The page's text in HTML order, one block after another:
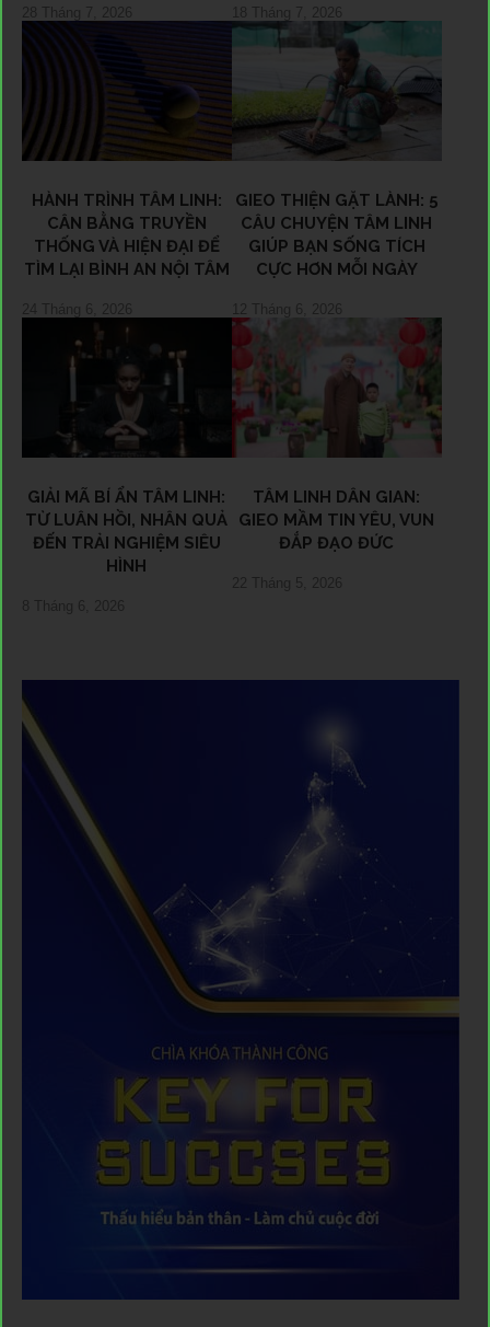
28 Tháng 7, 2026 18 Tháng 7, 2026
HÀNH TRÌNH TÂM LINH:
CÂN BẰNG TRUYỀN
THỐNG VÀ HIỆN ĐẠI ĐỂ
TÌM LẠI BÌNH AN NỘI TÂM
24 Tháng 6, 2026
GIEO THIỆN GẶT LÀNH: 5
CÂU CHUYỆN TÂM LINH
GIÚP BẠN SỐNG TÍCH
CỰC HƠN MỖI NGÀY
12 Tháng 6, 2026
GIẢI MÃ BÍ ẨN TÂM LINH:
TỪ LUÂN HỒI, NHÂN QUẢ
ĐẾN TRẢI NGHIỆM SIÊU
HÌNH
8 Tháng 6, 2026
TÂM LINH DÂN GIAN:
GIEO MẦM TIN YÊU, VUN
ĐẮP ĐẠO ĐỨC
22 Tháng 5, 2026